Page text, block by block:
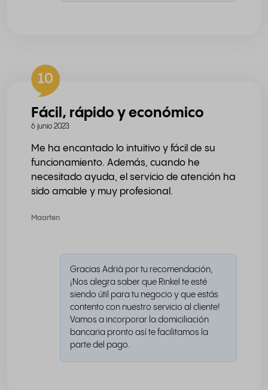
10
Fácil, rápido y económico
6 junio 2023
Me ha encantado lo intuitivo y fácil de su
funcionamiento. Además, cuando he
necesitado ayuda, el servicio de atención ha
sido amable y muy profesional.
Maarten
Gracias Adrià por tu recomendación,
¡Nos alegra saber que Rinkel te esté
siendo útil para tu negocio y que estás
contento con nuestro servicio al cliente!
Vamos a incorporar la domiciliación
bancaria pronto así te facilitamos la
parte del pago.